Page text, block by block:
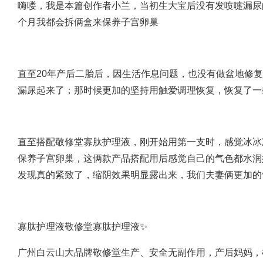
嗨喽，我是本篇创作者小兰，当初生大宝后没有发喷嚏漏
个月我都会拆俩盒来保养子宫卵巢
直至20年产后二胎后，因生活作息问题，也没有做盆地修
漏尿起来了；那时候更加的坚持用触爱调理恢复，恢复了
直至搭配敬修堂寡肽护理液，刚开始用第一支时，感觉冰
保养子宫卵巢，这俩款产品搭配用后感觉自己的气色都水
发现真的紧致了，缩阴效果明显露出来，我们夫妻俩更加
寡肽护理液敬修堂寡肽护理液✨
广州白云山大品牌敬修堂生产、安全无副作用，产后妈妈